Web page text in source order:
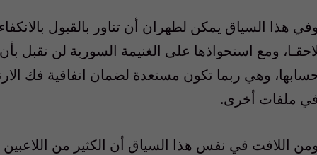
وفي هذا السياق يمكن لطهران أن تناور بالقبول
ومع استحواذها على الغنيمة السورية لن تقبل
وهي ربما تكون مستعدة لضمان اتفاقية فك
في ملفات أخرى.
ومن اللافت في نفس هذا السياق أن الكثير من اللاعبين